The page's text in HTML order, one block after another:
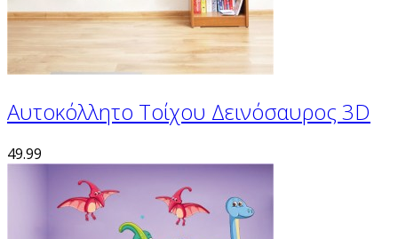
Αυτοκόλλητο Τοίχου Δεινόσαυρος 3D
49.99